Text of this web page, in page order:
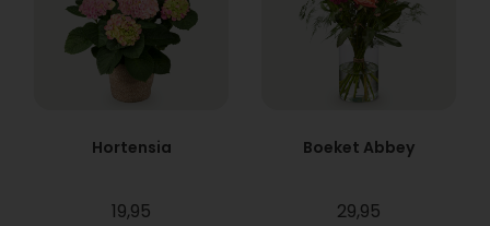
Hortensia
19,95
Boeket Abbey
29,95